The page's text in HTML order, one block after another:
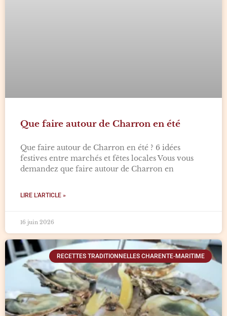
Que faire autour de Charron en été
Que faire autour de Charron en été ? 6 idées
festives entre marchés et fêtes locales Vous vous
demandez que faire autour de Charron en
LIRE L'ARTICLE »
16 juin 2026
RECETTES TRADITIONNELLES CHARENTE-MARITIME